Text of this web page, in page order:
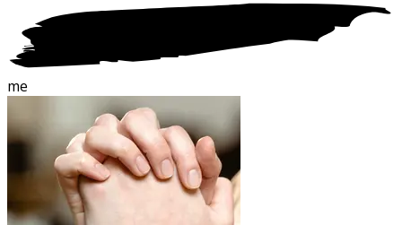
me